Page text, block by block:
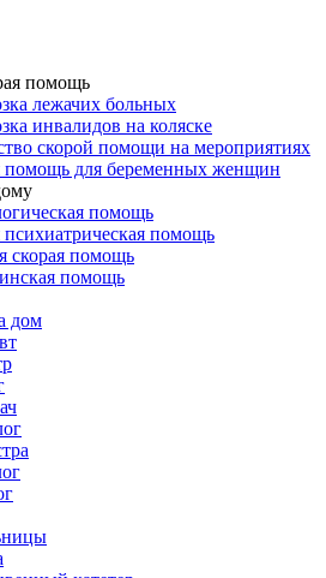
помощь
лежачих больных
инвалидов на коляске
скорой помощи на мероприятиях
помощь для беременных женщин
помощь
психиатрическая помощь
скорая помощь
помощь
дом